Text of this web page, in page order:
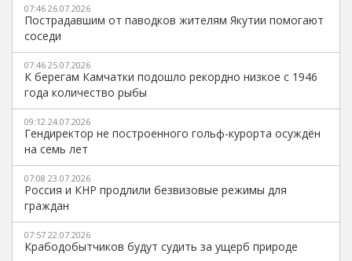
07:46 26.07.2026
Пострадавшим от паводков жителям Якутии помогают
соседи
07:46 25.07.2026
К берегам Камчатки подошло рекордно низкое с 1946
года количество рыбы
09:12 24.07.2026
Гендиректор не построенного гольф-курорта осуждён
на семь лет
07:08 23.07.2026
Россия и КНР продлили безвизовые режимы для
граждан
07:57 22.07.2026
Крабодобытчиков будут судить за ущерб природе